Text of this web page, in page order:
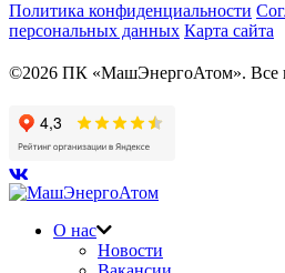
Политика конфиденциальности
персональных данных Карта сайта
©2026 ПК «МашЭнергоАтом». Все
О нас
Новости